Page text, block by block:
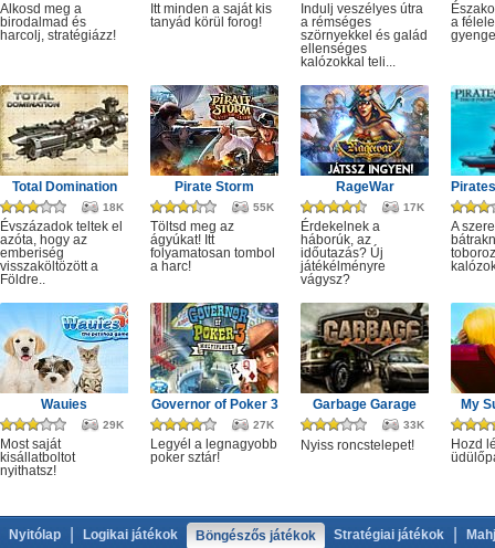
Alkosd meg a
birodalmad és
harcolj, stratégiázz!
Itt minden a saját kis
tanyád körül forog!
Indulj veszélyes útra
a rémséges
szörnyekkel és galád
ellenséges
kalózokkal teli...
a
Total Domination
18K
Évszázadok teltek el
azóta, hogy az
emberiség
visszaköltözött a
Földre..
Pirate Storm
55K
Töltsd meg az
ágyúkat! Itt
folyamatosan tombol
a harc!
RageWar
17K
Érdekelnek a
háborúk, az
időutazás? Új
játékélményre
vágysz?
A
Wauies
29K
Most saját
kisállatboltot
nyithatsz!
Governor of Poker 3
27K
Legyél a legnagyobb
poker sztár!
Garbage Garage
33K
Nyiss roncstelepet!
My
Hozd
Nyitólap Logikai játékok Böngészős játékok Stratégiai játékok